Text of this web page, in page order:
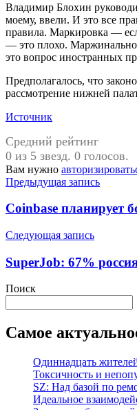
Владимир Блохин
моему, ввели. И это все
правила. Маркировка —
— это плохо.
это вопрос иностранных
Предполагалось, что
рассмотрение нижней
Источник
Средний рейтинг
0 из 5 звезд. 0 голосов.
Вам нужно
Навигация
по
Предыдущая запись
Coinbase планирует
Следующая запись
SuperJob: 67%
Поиск
Самое
Одиннадцать
Токсичность и
SZ: Над базой по
Идеальное